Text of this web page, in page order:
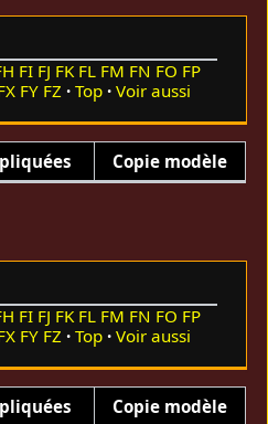
FI FJ FK FL FM FN FO FP
FY FZ Top Voir aussi
Copie modèle
FI FJ FK FL FM FN FO FP
FY FZ Top Voir aussi
Copie modèle